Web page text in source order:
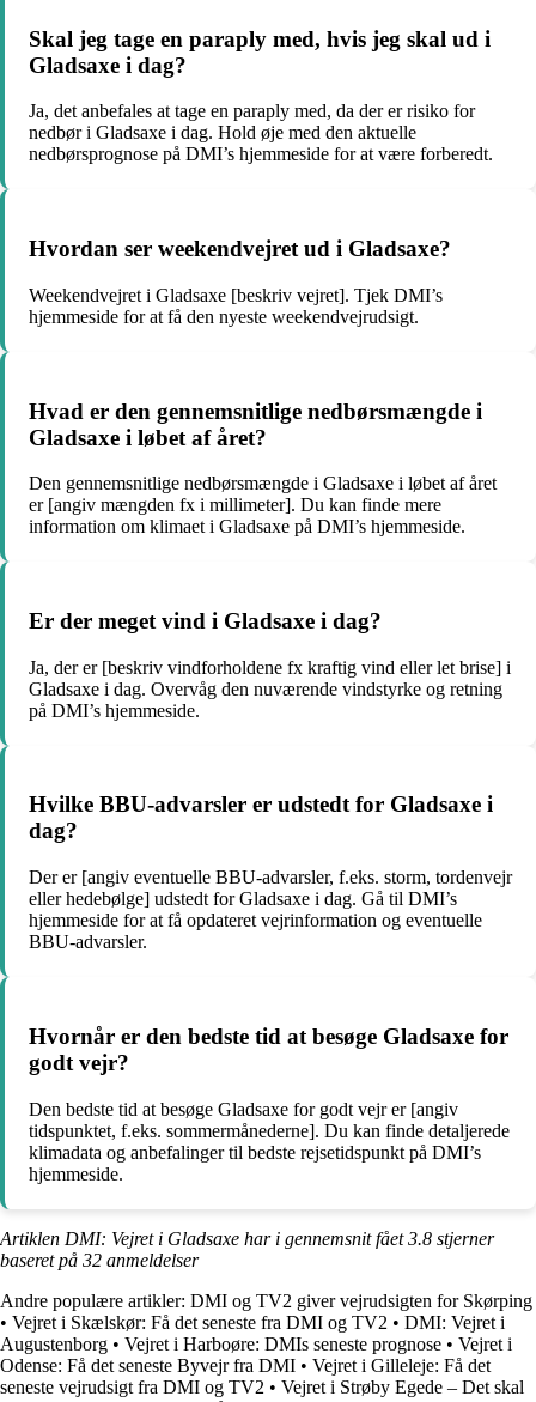
Skal jeg tage en paraply med, hvis jeg skal ud i
Gladsaxe i dag?
Ja, det anbefales at tage en paraply med, da der er risiko for
nedbør i Gladsaxe i dag. Hold øje med den aktuelle
nedbørsprognose på DMI’s hjemmeside for at være forberedt.
Hvordan ser weekendvejret ud i Gladsaxe?
Weekendvejret i Gladsaxe [beskriv vejret]. Tjek DMI’s
hjemmeside for at få den nyeste weekendvejrudsigt.
Hvad er den gennemsnitlige nedbørsmængde i
Gladsaxe i løbet af året?
Den gennemsnitlige nedbørsmængde i Gladsaxe i løbet af året
er [angiv mængden fx i millimeter]. Du kan finde mere
information om klimaet i Gladsaxe på DMI’s hjemmeside.
Er der meget vind i Gladsaxe i dag?
Ja, der er [beskriv vindforholdene fx kraftig vind eller let brise] i
Gladsaxe i dag. Overvåg den nuværende vindstyrke og retning
på DMI’s hjemmeside.
Hvilke BBU-advarsler er udstedt for Gladsaxe i
dag?
Der er [angiv eventuelle BBU-advarsler, f.eks. storm, tordenvejr
eller hedebølge] udstedt for Gladsaxe i dag. Gå til DMI’s
hjemmeside for at få opdateret vejrinformation og eventuelle
BBU-advarsler.
Hvornår er den bedste tid at besøge Gladsaxe for
godt vejr?
Den bedste tid at besøge Gladsaxe for godt vejr er [angiv
tidspunktet, f.eks. sommermånederne]. Du kan finde detaljerede
klimadata og anbefalinger til bedste rejsetidspunkt på DMI’s
hjemmeside.
Artiklen DMI: Vejret i Gladsaxe har i gennemsnit fået3.8 stjerner
baseret på 32 anmeldelser
Andre populære artikler: DMI og TV2 giver vejrudsigten for Skørping
• Vejret i Skælskør: Få det seneste fra DMI og TV2 • DMI: Vejret i
Augustenborg • Vejret i Harboøre: DMIs seneste prognose • Vejret i
Odense: Få det seneste Byvejr fra DMI • Vejret i Gilleleje: Få det
seneste vejrudsigt fra DMI og TV2 • Vejret i Strøby Egede – Det skal